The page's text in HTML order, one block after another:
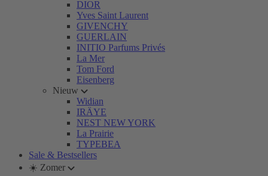
DIOR
Yves Saint Laurent
GIVENCHY
GUERLAIN
INITIO Parfums Privés
La Mer
Tom Ford
Eisenberg
Nieuw
Widian
IRÄYE
NEST NEW YORK
La Prairie
TYPEBEA
Sale & Bestsellers
☀️ Zomer